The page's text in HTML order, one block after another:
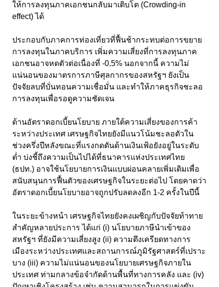
ให้การลงทุนภาคเอกชนกลับมาเติบโต (Crowding-in
effect) ได้
ประกอบกับภาคการท่องเที่ยวที่ฟื้นช้ากระทบต่อการขยาย
การลงทุนในภาคบริการ เพิ่มความเสี่ยงที่การลงทุนภาค
เอกชนอาจหดตัวต่อเนื่องที่ -0.5% นอกจากนี้ ความไม่
แน่นอนของมาตรการภาษีศุลกากรของสหรัฐฯ ยังเป็น
ปัจจัยลบที่บั่นทอนความเชื่อมั่น และทำให้ภาคธุรกิจชะลอ
การลงทุนเพื่อรอดูความชัดเจน
ด้านอัตราดอกเบี้ยนโยบาย ภายใต้ความเสี่ยงของการค้า
ระหว่างประเทศ เศรษฐกิจไทยยังมีแนวโน้มชะลอตัวใน
ช่วงครึ่งปีหลังขณะที่แรงกดดันด้านเงินเฟ้อยังอยู่ในระดับ
ต่ำ บ่งชี้ถึงความเป็นไปได้ที่ธนาคารแห่งประเทศไทย
(ธปท.) อาจใช้นโยบายการเงินแบบผ่อนคลายเพิ่มเติมเพื่อ
สนับสนุนการฟื้นตัวของเศรษฐกิจในระยะต่อไป โดยคาดว่า
อัตราดอกเบี้ยนโยบายอาจถูกปรับลดลงอีก 1-2 ครั้งในปีนี้
ในระยะข้างหน้า เศรษฐกิจไทยยังคงเผชิญกับปัจจัยท้าทาย
สำคัญหลายประการ ได้แก่ (i) นโยบายภาษีนำเข้าของ
สหรัฐฯ ที่ยังมีความเสี่ยงสูง (ii) ความตึงเครียดทางการ
เมืองระหว่างประเทศและสถานการณ์ภูมิรัฐศาสตร์ที่เปราะ
บาง (iii) ความไม่แน่นอนของนโยบายเศรษฐกิจภายใน
ประเทศ ท่ามกลางข้อจำกัดด้านพื้นที่ทางการคลัง และ (iv)